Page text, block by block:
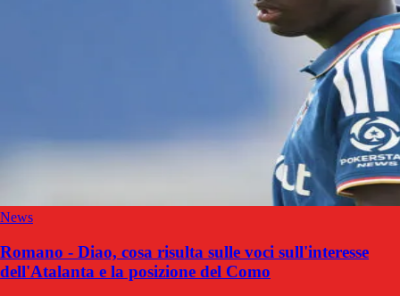
News
Romano - Diao, cosa risulta sulle voci sull'interesse
dell'Atalanta e la posizione del Como